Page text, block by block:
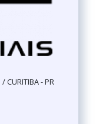
CURITIBA - PR